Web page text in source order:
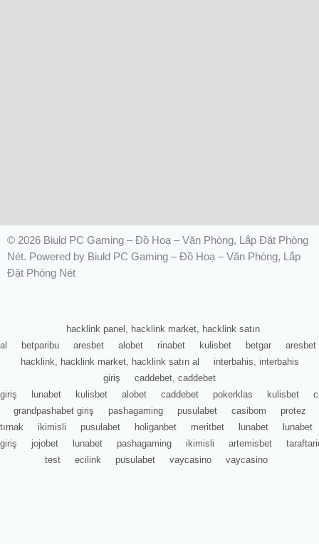
© 2026 Biuld PC Gaming – Đồ Hoạ – Văn Phòng, Lắp Đặt Phòng
Nét. Powered by Biuld PC Gaming – Đồ Hoạ – Văn Phòng, Lắp
Đặt Phòng Nét
hacklink panel, hacklink market, hacklink satın
al
betparibu aresbet alobet rinabet kulisbet betgar
aresbet
hacklink, hacklink market, hacklink satın al
interbahis, interbahis
giriş
caddebet, caddebet
giriş
lunabet kulisbet alobet caddebet pokerklas kulisbet
grandpashabet giriş
pashagaming pusulabet casibom
protez
tırnak
ikimisli pusulabet holiganbet meritbet lunabet
lunabet
giriş
jojobet lunabet pashagaming ikimisli artemisbet
test
ecilink pusulabet vaycasino vaycasino